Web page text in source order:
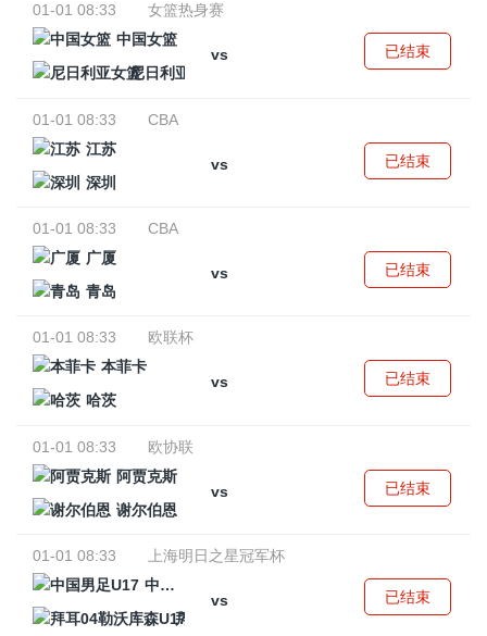
01-01 08:33
女篮热身赛
中国女篮
vs
尼日利亚女篮
已结束
01-01 08:33
CBA
江苏
vs
深圳
已结束
01-01 08:33
CBA
广厦
vs
青岛
已结束
01-01 08:33
欧联杯
本菲卡
vs
哈茨
已结束
01-01 08:33
欧协联
阿贾克斯
vs
谢尔伯恩
已结束
01-01 08:33
上海明日之星冠军杯
中国男足U17
vs
拜耳04勒沃库森U17
已结束